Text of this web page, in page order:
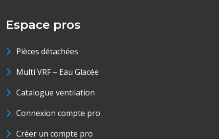
Espace pros
Pièces détachées
Multi VRF – Eau Glacée
Catalogue ventilation
Connexion compte pro
Créer un compte pro